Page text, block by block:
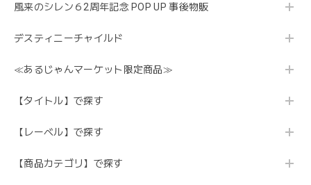
風来のシレン６2周年記念 POP UP 事後物販
デスティニーチャイルド
≪あるじゃんマーケット限定商品≫
【タイトル】で探す
【レーベル】で探す
【商品カテゴリ】で探す